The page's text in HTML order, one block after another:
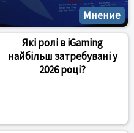
Мнение
Які ролі в iGaming
найбільш затребувані у
2026 році?